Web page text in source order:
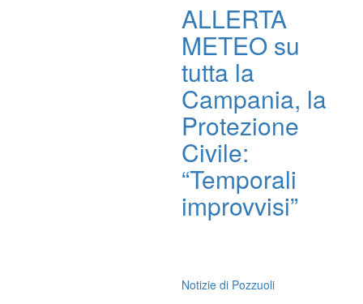
ALLERTA
METEO su
tutta la
Campania, la
Protezione
Civile:
“Temporali
improvvisi”
Notizie di Pozzuoli